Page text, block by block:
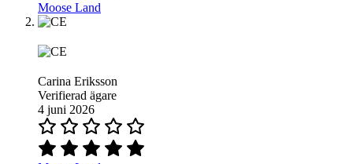
Moose Land
Carina Eriksson
Verifierad ägare
4 juni 2026